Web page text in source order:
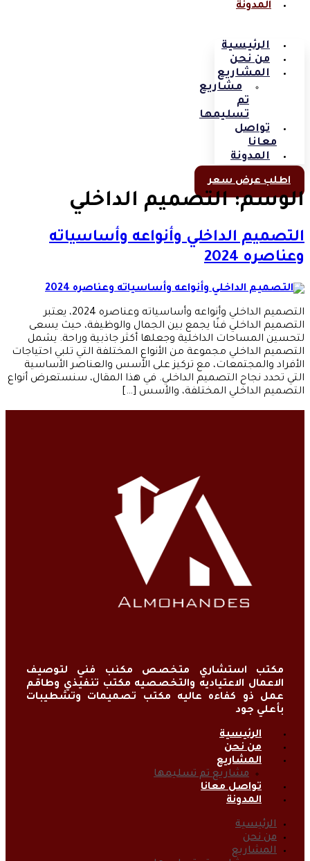
المدونة
الرئيسية
من نحن
المشاريع
مشاريع
تم
تسليمها
تواصل
معانا
المدونة
اطلب عرض سعر
الوسم:التصميم الداخلي
التصميم الداخلي وأنواعه وأساسياته
وعناصره 2024
التصميم الداخلي وأنواعه وأساسياته وعناصره 2024، يعتبر
التصميم الداخلي فنًا يجمع بين الجمال والوظيفة، حيث يسعى
لتحسين المساحات الداخلية وجعلها أكثر جاذبية وراحة. يشمل
التصميم الداخلي مجموعة من الأنواع المختلفة التي تلبي احتياجات
الأفراد والمجتمعات، مع تركيز على الأسس والعناصر الأساسية
التي تحدد نجاح التصميم الداخلي. في هذا المقال، سنستعرض أنواع
التصميم الداخلي المختلفة، والأسس […]
مكتب استشاري متخصص مكنب فني لتوصيف
الاعمال الاعتياديه والتخصصيه مكتب تنفيذي وطاقم
عمل ذو كفاءه عاليه مكتب تصميمات وتشطيبات
بأعلي جود
الرئيسية
من نحن
المشاريع
مشاريع تم تسليمها
تواصل معانا
المدونة
الرئيسية
من نحن
المشاريع